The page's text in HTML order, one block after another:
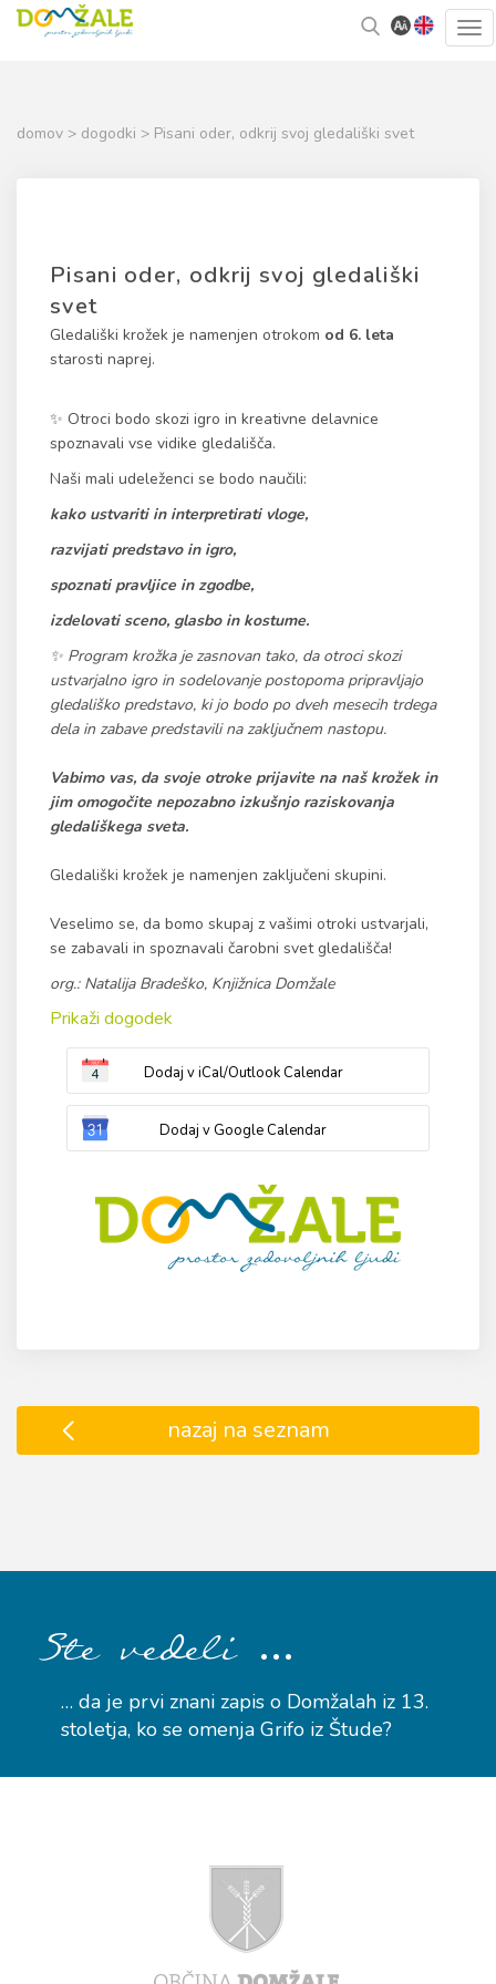
Skoči
na
Kazalo
strani
domov > dogodki > Pisani oder, odkrij svoj gledališki svet
Pisani oder, odkrij svoj gledališki
svet
Gledališki krožek je namenjen otrokom od 6. leta
starosti naprej.
✨️ Otroci bodo skozi igro in kreativne delavnice
spoznavali vse vidike gledališča.
Naši mali udeleženci se bodo naučili:
kako ustvariti in interpretirati vloge,
razvijati predstavo in igro,
spoznati pravljice in zgodbe,
izdelovati sceno, glasbo in kostume.
✨️ Program krožka je zasnovan tako, da otroci skozi
ustvarjalno igro in sodelovanje postopoma pripravljajo
gledališko predstavo, ki jo bodo po dveh mesecih trdega
dela in zabave predstavili na zaključnem nastopu.
Vabimo vas, da svoje otroke prijavite na naš krožek in
jim omogočite nepozabno izkušnjo raziskovanja
gledališkega sveta.
Gledališki krožek je namenjen zaključeni skupini.
Veselimo se, da bomo skupaj z vašimi otroki ustvarjali,
se zabavali in spoznavali čarobni svet gledališča!
org.: Natalija Bradeško, Knjižnica Domžale
Prikaži dogodek
Dodaj v iCal/Outlook Calendar
Dodaj v Google Calendar
nazaj na seznam
Ste vedeli …
… da je prvi znani zapis o Domžalah iz 13.
stoletja, ko se omenja Grifo iz Štude?